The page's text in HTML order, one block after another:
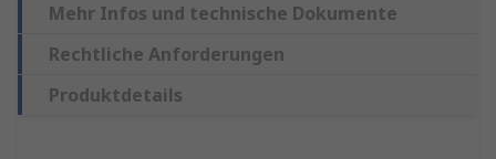
Mehr Infos und technische Dokumente
Rechtliche Anforderungen
Produktdetails